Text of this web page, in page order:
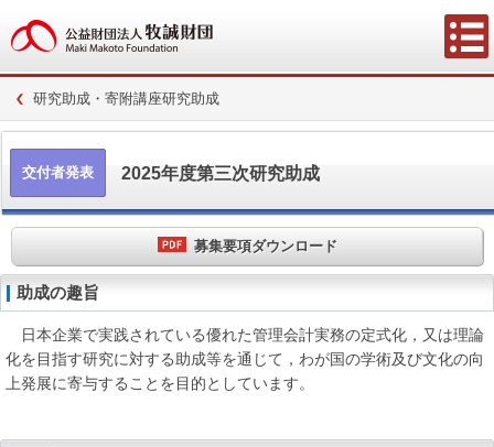
研究助成・寄附講座研究助成
交付者発表 2025年度第三次研究助成
募集要項ダウンロード
助成の趣旨
日本企業で実践されている優れた管理会計実務の定式化，又は理論
化を目指す研究に対する助成等を通じて，わが国の学術及び文化の向
上発展に寄与することを目的としています。